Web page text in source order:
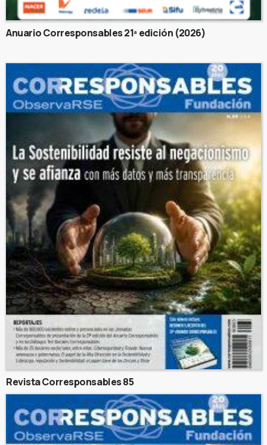
Anuario Corresponsables 21ª edición (2026)
Revista Corresponsables 85